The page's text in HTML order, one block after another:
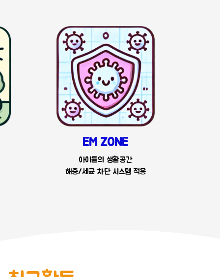
EM ZONE
아이들의 생활공간
해충/세균 차단 시스템 적용